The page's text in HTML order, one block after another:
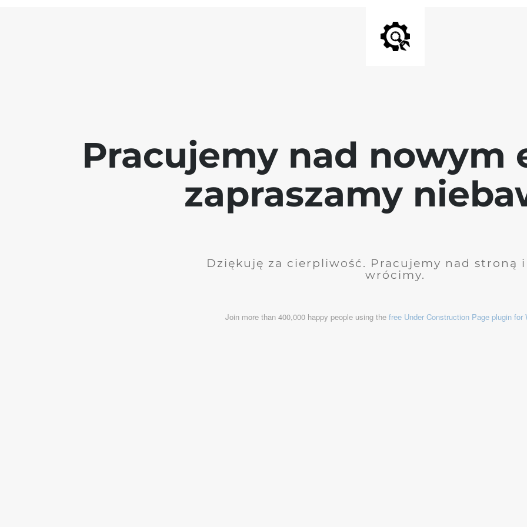
Pracujemy nad nowym
zapraszamy
Dziękuję za cierpliwość. Pracujemy nad stroną
wrócimy.
Join more than 400,000 happy people using the free Under Construction Page plugin for